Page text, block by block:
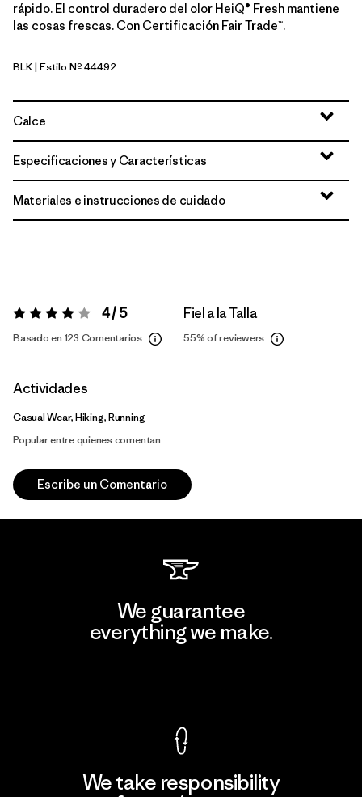
rápido. El control duradero del olor HeiQ® Fresh mantiene
las cosas frescas. Con Certificación Fair Trade™.
Black
BLK| Estilo Nº 44492
Calce
Especificaciones y Características
Materiales e instrucciones de cuidado
Valoración:4 / 5 4 / 5
Basado en 123 Comentarios
Fiel a la Talla
55%of reviewers
Actividades
Casual Wear, Hiking, Running
Popular entre quienes comentan
Escribe un Comentario
We guarantee
everything we make.
We take responsibility